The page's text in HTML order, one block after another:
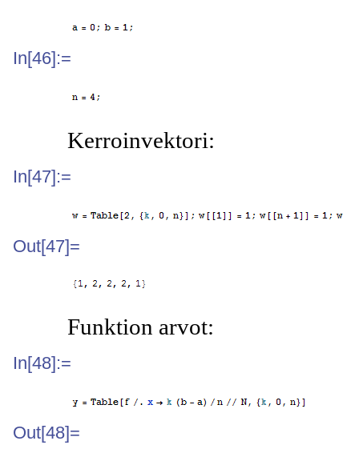
In[46]:=
Kerroinvektori:
In[47]:=
Out[47]=
Funktion arvot:
In[48]:=
Out[48]=